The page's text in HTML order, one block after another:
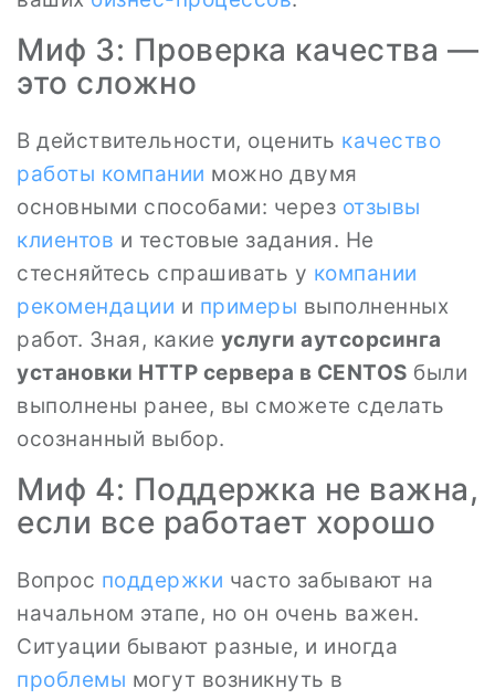
Миф 3: Проверка качества —
это сложно
В действительности, оценить качество
работы компании можно двумя
основными способами: через отзывы
клиентов и тестовые задания. Не
стесняйтесь спрашивать у компании
рекомендации и примеры выполненных
работ. Зная, какие услуги аутсорсинга
установки HTTP сервера в CENTOS были
выполнены ранее, вы сможете сделать
осознанный выбор.
Миф 4: Поддержка не важна,
если все работает хорошо
Вопрос поддержки часто забывают на
начальном этапе, но он очень важен.
Ситуации бывают разные, и иногда
проблемы могут возникнуть в